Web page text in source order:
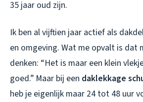
35 jaar oud zijn.
Ik ben al vijftien jaar actief als
en omgeving. Wat me opvalt is dat
denken: “Het is maar een klein
goed.” Maar bij een daklekkage
heb je eigenlijk maar 24 tot 48 uur